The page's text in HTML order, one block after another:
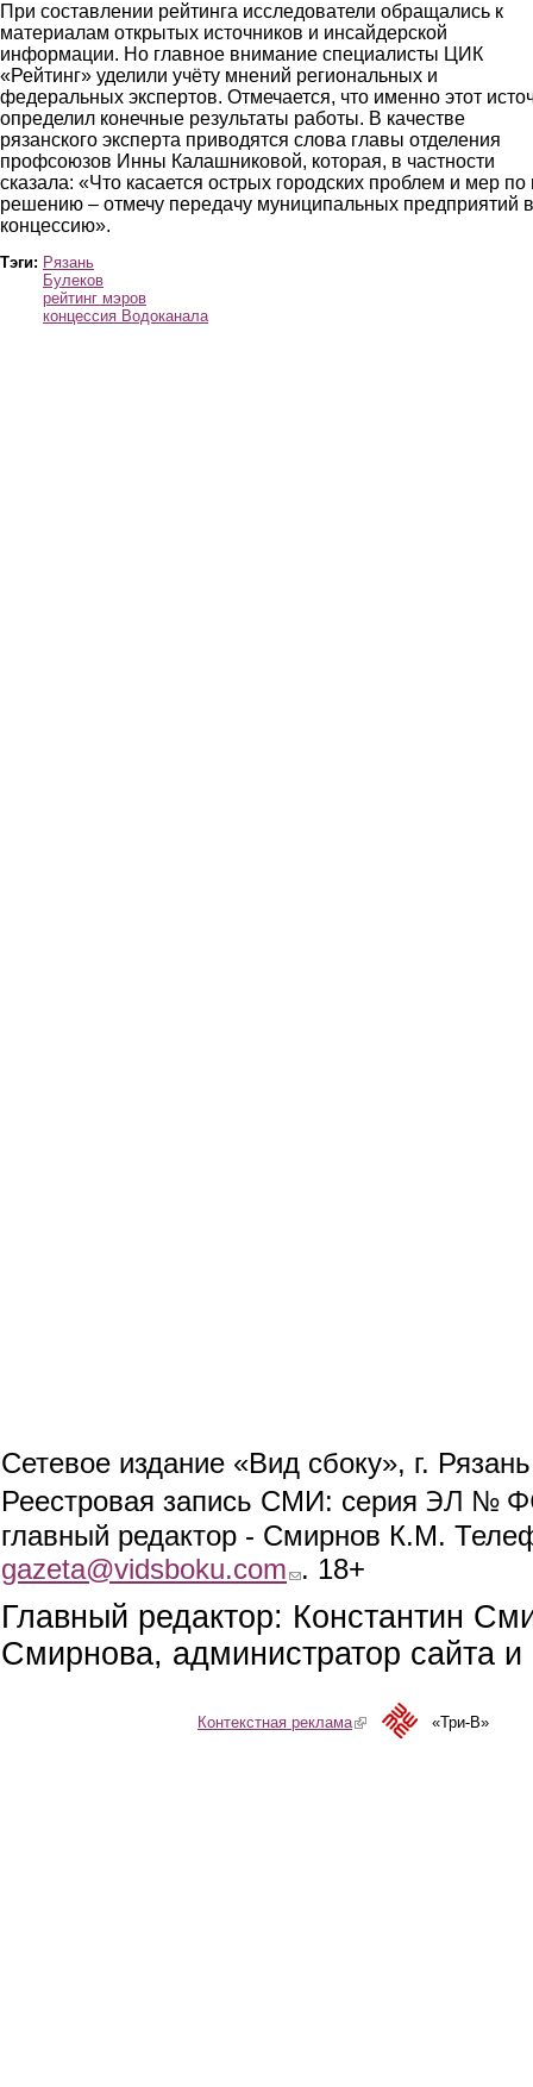
При составлении рейтинга исследователи обращались к
материалам открытых источников и инсайдерской
информации. Но главное внимание специалисты ЦИК
«Рейтинг» уделили учёту мнений региональных и
федеральных экспертов. Отмечается, что именно этот
определил конечные результаты работы. В качестве
рязанского эксперта приводятся слова главы отделения
профсоюзов Инны Калашниковой, которая, в частности
сказала: «Что касается острых городских проблем и мер по
решению – отмечу передачу муниципальных предприятий в
концессию».
Тэги: Рязань
Булеков
рейтинг мэров
концессия Водоканала
Сетевое издание «Вид сбоку», г.
Реестровая запись СМИ: серия ЭЛ №
главный редактор - Смирнов К.М.
gazeta@vidsboku.com (link sends e-mail)
. 18+
Главный редактор: Константин
Смирнова, администратор сайта
Контекстная реклама(link is external)«Три-В»